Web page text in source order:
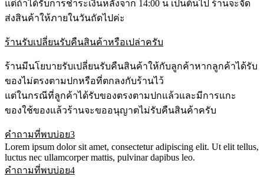
แต่ถ้าได้รับการชำระเงินหลังจาก 14:00 น เป็นต้นไป ร้านจะจัด
ส่งสินค้าให้ภายในวันถัดไปค่ะ
ร้านรับเปลี่ยนรับคืนสินค้าหรือเปล่าครับ
ร้านมีนโยบายรับเปลี่ยนรับคืนสินค้าให้กับลูกค้าหากลูกค้าได้รับ
ของไม่ตรงตามปกหรือที่ตกลงกับร้านไว้
แต่ในกรณีที่ลูกค้าได้รับของตรงตามปกแล้วและมีการแกะ
ของใช้ของแล้วร้านจะขออนุญาตไม่รับคืนสินค้าครับ
คำถามที่พบบ่อย3
Lorem ipsum dolor sit amet, consectetur adipiscing elit. Ut elit tellus,
luctus nec ullamcorper mattis, pulvinar dapibus leo.
คำถามที่พบบ่อย4